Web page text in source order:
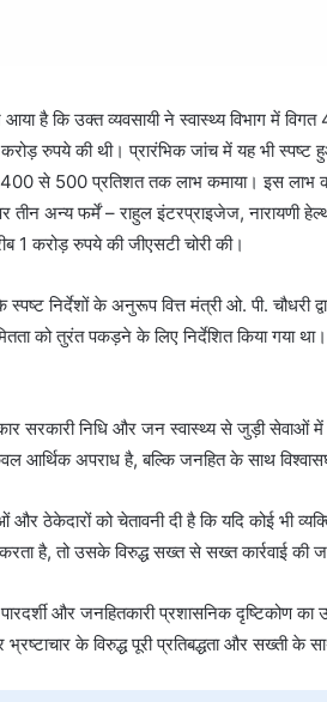
है कि उक्त व्यवसायी ने स्वास्थ्य विभाग में
रुपये की थी। प्रारंभिक जांच में यह भी स्पष्ट
400 से 500 प्रतिशत तक लाभ कमाया। इस लाभ
तीन अन्य फर्में – राहुल इंटरप्राइजेज, नारायणी
1 करोड़ रुपये की जीएसटी चोरी की।
निर्देशों के अनुरूप वित्त मंत्री ओ. पी. चौधरी
को तुरंत पकड़ने के लिए निर्देशित किया गया
सरकारी निधि और जन स्वास्थ्य से जुड़ी सेवाओं में
आर्थिक अपराध है, बल्कि जनहित के साथ
ठेकेदारों को चेतावनी दी है कि यदि कोई भी
है, तो उसके विरुद्ध सख्त से सख्त कार्रवाई की
पारदर्शी और जनहितकारी प्रशासनिक दृष्टिकोण
के विरुद्ध पूरी प्रतिबद्धता और सख्ती के